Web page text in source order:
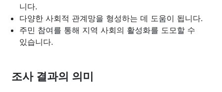
니다.
다양한 사회적 관계망을 형성하는 데 도움이 됩니다.
주민 참여를 통해 지역 사회의 활성화를 도모할 수
있습니다.
조사 결과의 의미